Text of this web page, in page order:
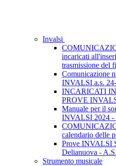
Invalsi
incaricati
trasmissione del
Comunicazione
INVALSI a.s.
INCARICATI
PROVE
Manuale per il
INVALSI 2024 -
calendario delle
Prove INVALSI
Delianuova -
Strumento musicale